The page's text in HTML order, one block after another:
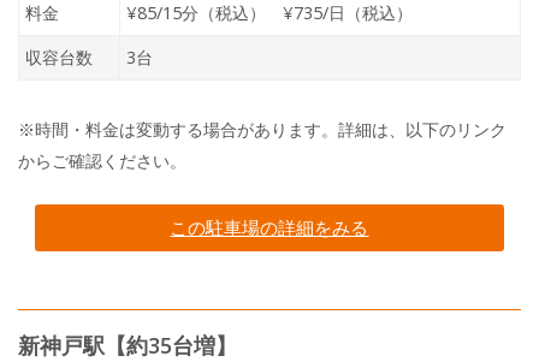
料金
¥85/15分（税込） ¥735/日（税込）
収容台数
3台
※時間・料金は変動する場合があります。詳細は、以下のリンク
からご確認ください。
この駐車場の詳細をみる
新神戸駅【約35台増】